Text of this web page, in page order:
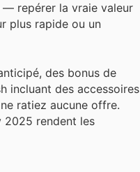
— repérer la vraie valeur
plus rapide ou un
des bonus de
incluant des accessoires
ratiez aucune offre.
2025 rendent les